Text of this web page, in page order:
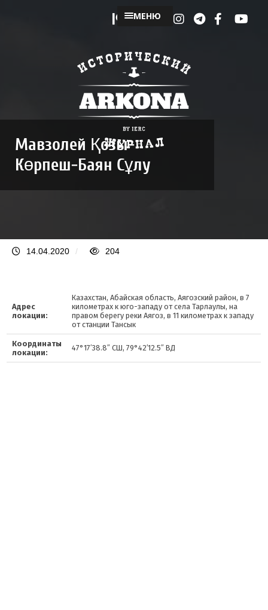
МЕНЮ
Мавзолей Қозы-
Көрпеш-Баян Сұлу
14.04.2020 / 204
Адрес
локации:
Казахстан, Абайская область, Аягозский район, в 7
километрах к юго-западу от села Тарлаулы, на
правом берегу реки Аягоз, в 11 километрах к западу
от станции Тансык
Координаты
локации:
47°17′38.8″ СШ, 79°42′12.5″ ВД